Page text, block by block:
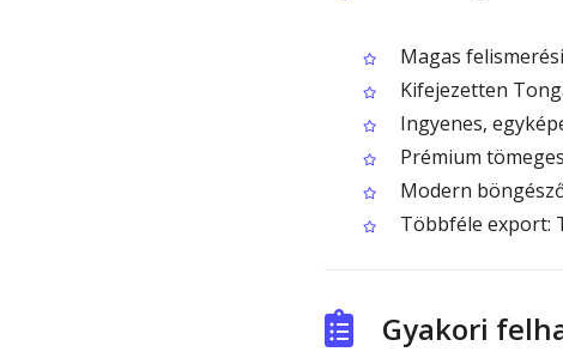
Magas
Kifejezetten
Ingyenes,
Prémium
Modern
Többféle export:
Gyakori